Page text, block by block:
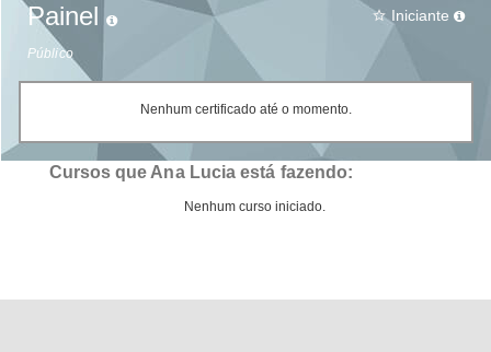
Painel
Público
star_border Iniciante
Nenhum certificado até o momento.
Cursos que Ana Lucia está fazendo:
Nenhum curso iniciado.